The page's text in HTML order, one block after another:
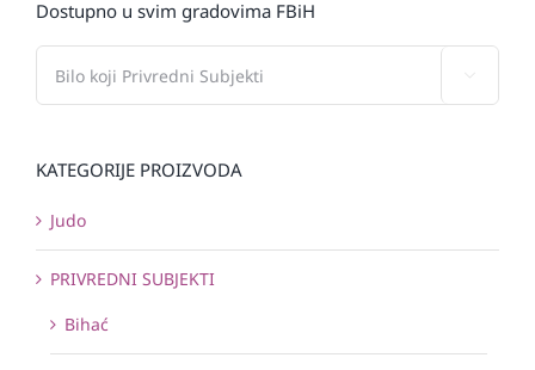
Dostupno u svim gradovima FBiH
KATEGORIJE PROIZVODA
Judo
PRIVREDNI SUBJEKTI
Bihać